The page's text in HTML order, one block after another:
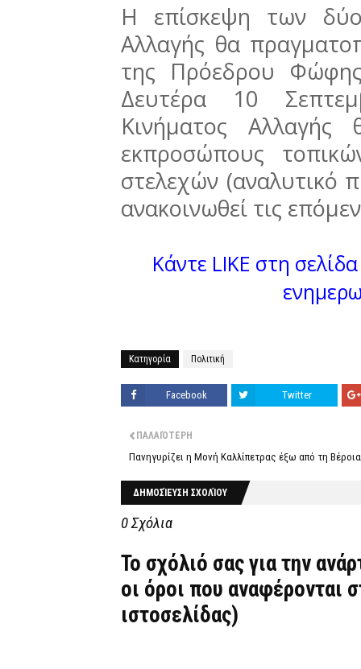
Η επίσκεψη των
Αλλαγής θα
της Πρόεδρου
Δευτέρα 10
Κινήματος
εκπροσώπους
στελεχών (αναλυτικό
ανακοινωθεί τις
Κάντε LIKE στη
Κατηγορία Πολιτική
Facebook Twitter
ΠΑΛΑΙΌΤΕΡΗ
Πανηγυρίζει η Μονή Καλλίπετρας έξω από τη Βέροια
ΔΗΜΟΣΊΕΥΣΗ ΣΧΟΛΊΟΥ
0 Σχόλια
Το σχόλιό σας για την
οι όροι που αναφέρονται
ιστοσελίδας)